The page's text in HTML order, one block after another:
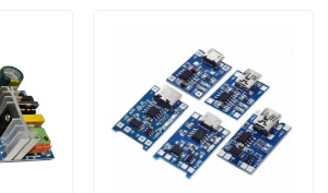
الصفحة الرئيسية